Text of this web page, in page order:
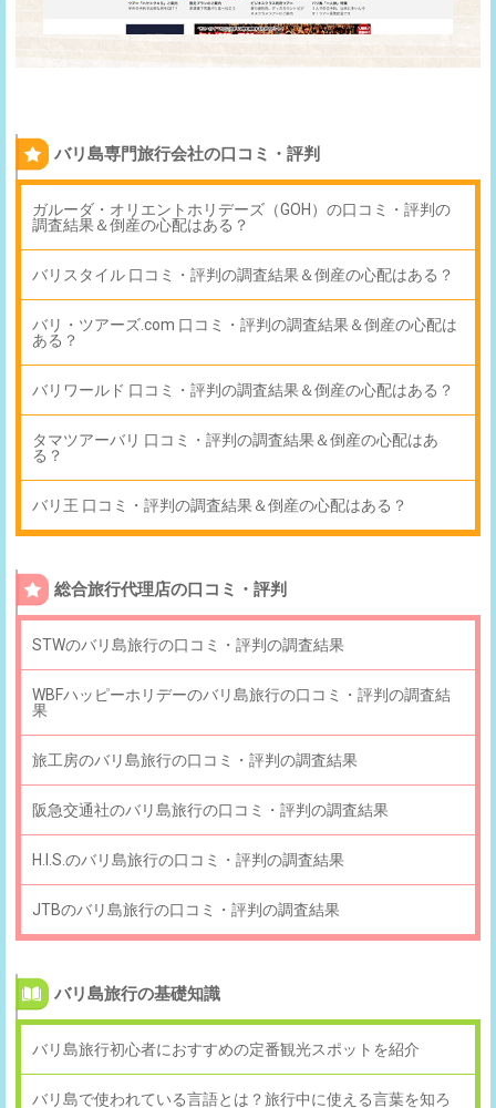
バリ島専門旅行会社の口コミ・評判
ガルーダ・オリエントホリデーズ（GOH）の口コミ・評判の
調査結果＆倒産の心配はある？
バリスタイル 口コミ・評判の調査結果＆倒産の心配はある？
バリ・ツアーズ.com 口コミ・評判の調査結果＆倒産の心配は
ある？
バリワールド 口コミ・評判の調査結果＆倒産の心配はある？
タマツアーバリ 口コミ・評判の調査結果＆倒産の心配はあ
る？
バリ王 口コミ・評判の調査結果＆倒産の心配はある？
総合旅行代理店の口コミ・評判
STWのバリ島旅行の口コミ・評判の調査結果
WBFハッピーホリデーのバリ島旅行の口コミ・評判の調査結
果
旅工房のバリ島旅行の口コミ・評判の調査結果
阪急交通社のバリ島旅行の口コミ・評判の調査結果
H.I.S.のバリ島旅行の口コミ・評判の調査結果
JTBのバリ島旅行の口コミ・評判の調査結果
バリ島旅行の基礎知識
バリ島旅行初心者におすすめの定番観光スポットを紹介
バリ島で使われている言語とは？旅行中に使える言葉を知ろ